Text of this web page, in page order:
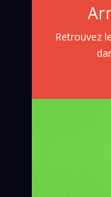
Retrouvez